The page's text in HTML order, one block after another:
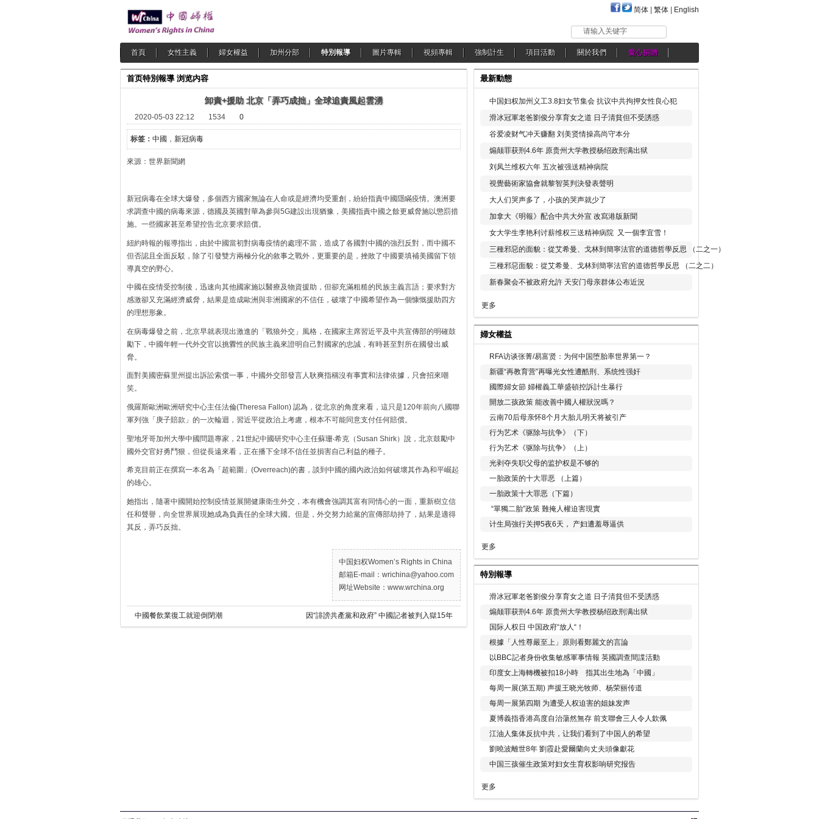
简体 繁体 English
请输入关键字
首頁 女性主義 婦女權益 加州分部 特別報導 圖片專輯 視頻專輯 強制計生 項目活動 關於我們 愛心捐贈
首页特別報導 浏览内容
卸責+援助 北京「弄巧成拙」全球追責風起雲湧
2020-05-03 22:12 1534 0
标签： 中國 ， 新冠病毒
來源：世界新聞網
新冠病毒在全球大爆發，多個西方國家無論在人命或是經濟均受重創，紛紛指責中國隱瞞疫情。澳洲要
求調查中國的病毒來源，德國及英國對華為參與5G建設出現猶豫，美國指責中國之餘更威脅施以懲罰措
施。一些國家甚至希望控告北京要求賠償。
紐約時報的報導指出，由於中國當初對病毒疫情的處理不當，造成了各國對中國的強烈反對，而中國不
但否認且全面反駁，除了引發雙方兩極分化的敘事之戰外，更重要的是，挫敗了中國要填補美國留下領
導真空的野心。
中國在疫情受控制後，迅速向其他國家施以醫療及物資援助，但卻充滿粗糙的民族主義言語；要求對方
感激卻又充滿經濟威脅，結果是造成歐洲與非洲國家的不信任，破壞了中國希望作為一個慷慨援助四方
的理想形象。
在病毒爆發之前，北京早就表現出激進的「戰狼外交」風格，在國家主席習近平及中共宣傳部的明確鼓
勵下，中國年輕一代外交官以挑釁性的民族主義來證明自己對國家的忠誠，有時甚至對所在國發出威
脅。
面對美國密蘇里州提出訴訟索償一事，中國外交部發言人耿爽指稱沒有事實和法律依據，只會招來嘲
笑。
俄羅斯歐洲歐洲研究中心主任法倫(Theresa Fallon) 認為，從北京的角度來看，這只是120年前向八國聯
軍列強「庚子賠款」的一次輪迴，習近平從政治上考慮，根本不可能同意支付任何賠償。
聖地牙哥加州大學中國問題專家，21世紀中國研究中心主任蘇珊‧希克（Susan Shirk）說，北京鼓勵中
國外交官好勇鬥狠，但從長遠來看，正在播下全球不信任並損害自己利益的種子。
希克目前正在撰寫一本名為「超範圍」(Overreach)的書，談到中國的國內政治如何破壞其作為和平崛起
的雄心。
她指出，隨著中國開始控制疫情並展開健康衛生外交，本有機會強調其富有同情心的一面，重新樹立信
任和聲譽，向全世界展現她成為負責任的全球大國。但是，外交努力給黨的宣傳部劫持了，結果是適得
其反，弄巧反拙。
中国妇权Women’s Rights in China
邮箱E-mail：wrichina@yahoo.com
网址Website：www.wrchina.org
中國餐飲業復工就迎倒閉潮 因“誹謗共產黨和政府” 中國記者被判入獄15年
最新動態
中国妇权加州义工3.8妇女节集会 抗议中共拘押女性良心犯
滑冰冠軍老爸劉俊分享育女之道 日子清貧但不受誘惑
谷爱凌财气冲天赚翻 刘美贤情操高尚守本分
煽颠罪获刑4.6年 原贵州大学教授杨绍政刑满出狱
刘凤兰维权六年 五次被强送精神病院
視覺藝術家協會就黎智英判決發表聲明
大人们哭声多了，小孩的哭声就少了
加拿大《明報》配合中共大外宣 改寫港版新聞
女大学生李艳利讨薪维权三送精神病院 又一個李宜雪！
三種邪惡的面貌：從艾希曼、戈林到簡寧法官的道德哲學反思 （二之一）
三種邪惡面貌：從艾希曼、戈林到簡寧法官的道德哲學反思 （二之二）
新春聚会不被政府允許 天安门母亲群体公布近況
更多
婦女權益
RFA访谈张菁/易富贤：为何中国堕胎率世界第一？
新疆“再教育营”再曝光女性遭酷刑、系统性强奸
國際婦女節 婦權義工華盛頓控訴計生暴行
開放二孩政策 能改善中國人權狀況嗎？
云南70后母亲怀8个月大胎儿明天将被引产
行为艺术《驱除与抗争》（下）
行为艺术《驱除与抗争》（上）
光剥夺失职父母的监护权是不够的
一胎政策的十大罪恶 （上篇）
一胎政策十大罪恶（下篇）
“單獨二胎”政策 難掩人權迫害現實
计生局強行关押5夜6天， 产妇遭羞辱逼供
更多
特別報導
滑冰冠軍老爸劉俊分享育女之道 日子清貧但不受誘惑
煽颠罪获刑4.6年 原贵州大学教授杨绍政刑满出狱
国际人权日 中国政府“放人“！
根據「人性尊嚴至上」原則看鄭麗文的言論
以BBC記者身份收集敏感軍事情報 英國調查間諜活動
印度女上海轉機被扣18小時 指其出生地為「中國」
每周一展(第五期) 声援王晓光牧师、杨荣丽传道
每周一展第四期 为遭受人权迫害的姐妹发声
夏博義指香港高度自治蕩然無存 前支聯會三人令人欽佩
江油人集体反抗中共，让我们看到了中国人的希望
劉曉波離世8年 劉霞赴愛爾蘭向丈夫頭像獻花
中国三孩催生政策对妇女生育权影响研究报告
更多